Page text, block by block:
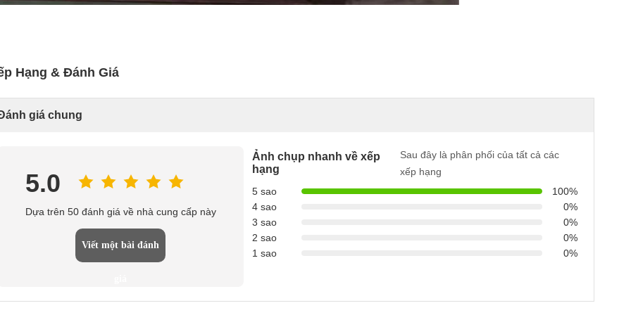
Hạng & Đánh Giá
giá chung
5.0
Dựa trên 50 đánh giá về nhà cung cấp này
Viết một bài đánh
Ảnh chụp nhanh về xếp
hạng
Sau đây là phân phối của tất cả các
xếp hạng
5 sao
100%
4 sao
0%
3 sao
0%
2 sao
0%
1 sao
0%